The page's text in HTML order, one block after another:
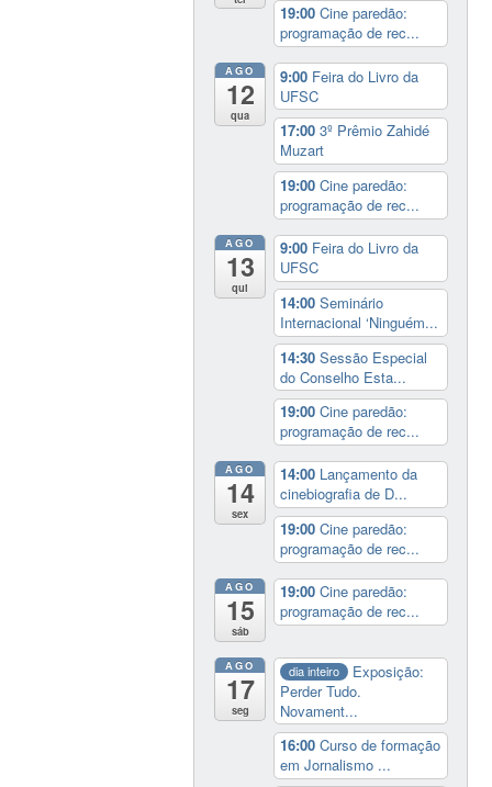
19:00Cine paredão:
programação de rec...
AGO
12
qua
9:00 Feira do Livro da
UFSC
17:003º Prêmio Zahidé
Muzart
19:00Cine paredão:
programação de rec...
AGO
13
qui
9:00 Feira do Livro da
UFSC
14:00Seminário
Internacional ‘Ninguém...
14:30Sessão Especial
do Conselho Esta...
19:00Cine paredão:
programação de rec...
AGO
14
sex
14:00 Lançamento da
cinebiografia de D...
19:00Cine paredão:
programação de rec...
AGO
15
sáb
19:00Cine paredão:
programação de rec...
AGO
17
seg
dia inteiro
Exposição:
Perder Tudo.
Novament...
16:00Curso de formação
em Jornalismo ...